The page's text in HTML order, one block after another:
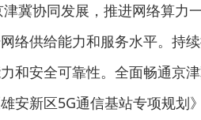
冀协同发展，推进网络算力
络供给能力和服务水平。持
和安全可靠性。全面畅通京
安新区5G通信基站专项规划